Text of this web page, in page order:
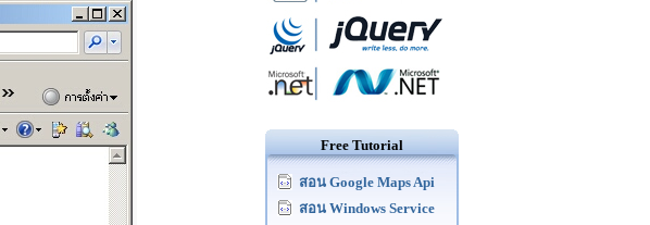
Free Tutorial
สอน Google Maps Api
สอน Windows Service